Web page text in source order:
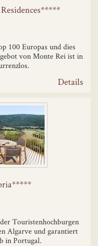
100 Europas und dies
von Monte Rei ist in
Details
Touristenhochburgen
Algarve und garantiert
in Portugal.